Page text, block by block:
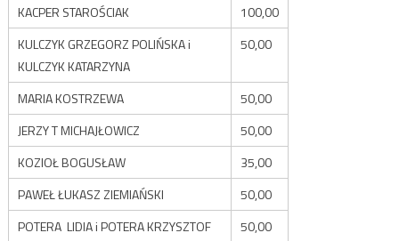
KACPER STAROŚCIAK
100,00
KULCZYK GRZEGORZ POLIŃSKA i
KULCZYK KATARZYNA
50,00
MARIA KOSTRZEWA
50,00
JERZY T MICHAJŁOWICZ
50,00
KOZIOŁ BOGUSŁAW
35,00
PAWEŁ ŁUKASZ ZIEMIAŃSKI
50,00
POTERA LIDIA i POTERA KRZYSZTOF
50,00